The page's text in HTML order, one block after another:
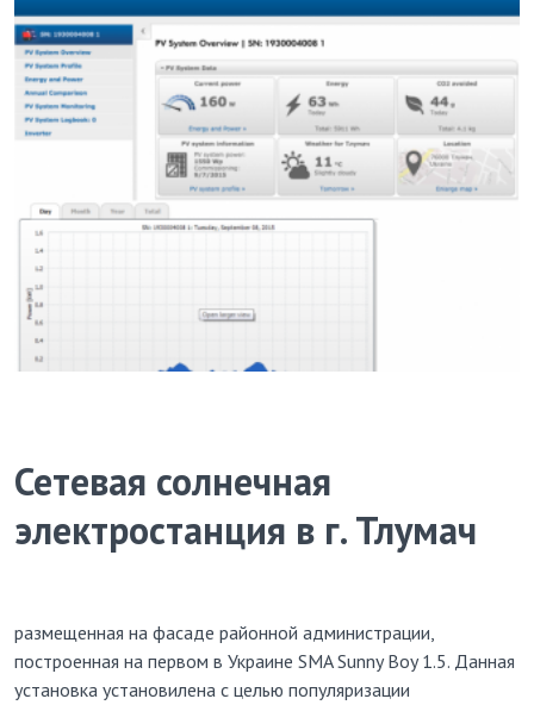
Сетевая солнечная
электростанция в г. Тлумач
размещенная на фасаде районной администрации,
построенная на первом в Украине SMA Sunny Boy 1.5. Данная
установка установилена c целью популяризации